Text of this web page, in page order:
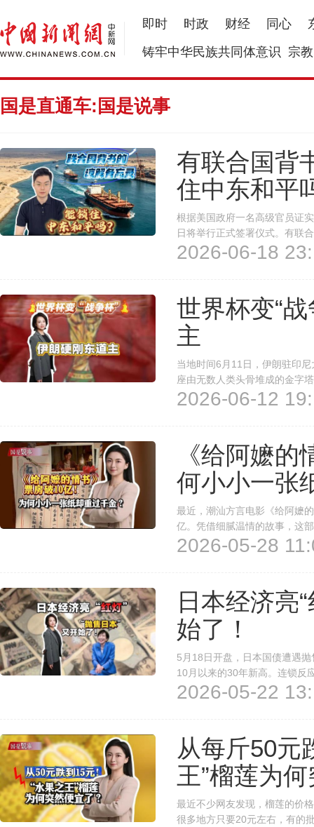
即时 时政 财经 同心
铸牢中华民族共同体意识 宗教
国是直通车:国是说事
有联合国背
住中东和平
根据美国政府一名高级官员证
日将举行正式签署仪式。有联
2026-06-18
世界杯变“
主
当地时间6月11日，伊朗驻印
座由无数人类头骨堆成的金字
巨大的骷髅头取代，看起来又
2026-06-12
《给阿嬷
何小小一张
最近，潮汕方言电影《给阿嬷
亿。凭借细腻温情的故事，这
动所有人情绪的核心信物，就
2026-05-28
日本经济亮
始了！
5月18日开盘，日本国债遭遇
10月以来的30年新高。连锁反
下跌超1000点，日元对美元也
2026-05-22
从每斤50元
王”榴莲为
最近不少网友发现，榴莲的价
很多地方只要20元左右，有的